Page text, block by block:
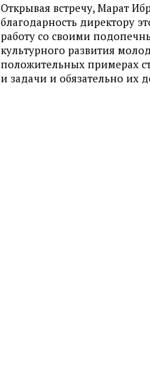
Открывая встречу, Марат
благодарность директору
работу со своими
культурного развития
положительных примерах
и задачи и обязательно их